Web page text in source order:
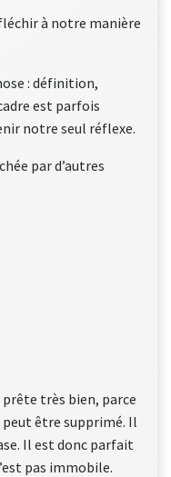
à notre manière
: définition,
est parfois
notre seul réflexe.
par d’autres
très bien, parce
peut être supprimé. Il
Il est donc parfait
pas immobile.